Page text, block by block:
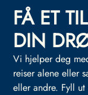
FÅ ET
DIN
Vi hjelper deg
reiser alene eller
eller andre. Fyll ut